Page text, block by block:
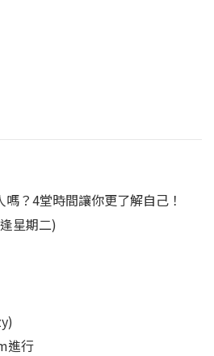
？4堂時間讓你更了解自己！
星期二)
進行